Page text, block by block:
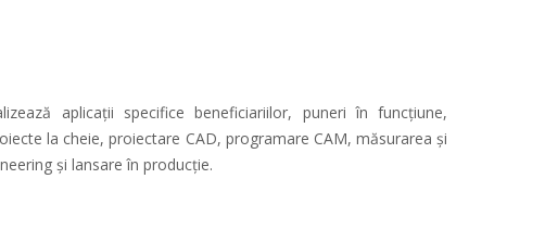
aplicații specifice beneficiariilor, puneri în funcțiune,
la cheie, proiectare CAD, programare CAM, măsurarea și
și lansare în producție.